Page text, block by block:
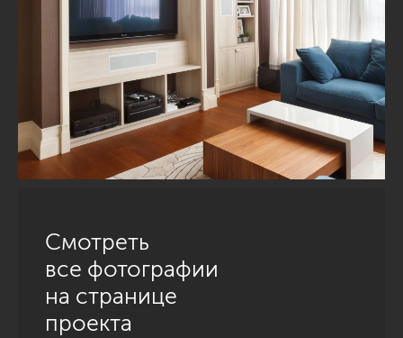
Смотреть
все фотографии
на странице
проекта